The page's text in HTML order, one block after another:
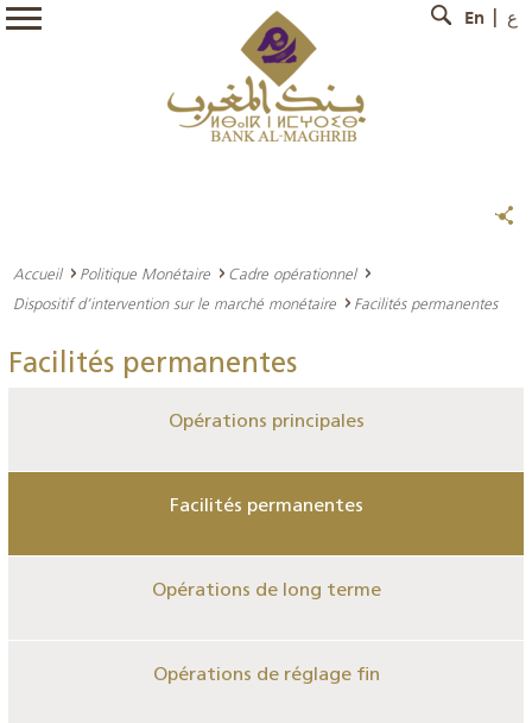
En ع
Accueil Politique Monétaire
Cadre opérationnel
Dispositif d’intervention sur le marché monétaire
Facilités permanentes
Facilités permanentes
Opérations principales
Facilités permanentes
Opérations de long terme
Opérations de réglage fin